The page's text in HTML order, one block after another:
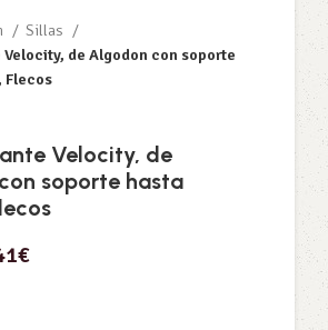
Sillas
de Algodon con soporte
Flecos
Velocity, de
soporte hasta
€